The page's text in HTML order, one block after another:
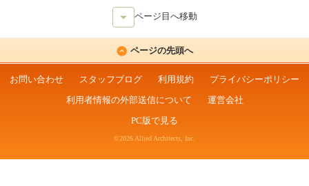
ページ目へ移動
ページの先頭へ
お問い合わせ スタッフブログ 利用規約
プライバシーポリシー
利用者情報の外部送信について
運営会社
PC版で見る
©2026 Allied Architects, Inc.